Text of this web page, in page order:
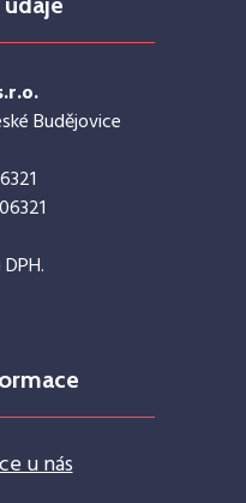
Budějovice
u nás